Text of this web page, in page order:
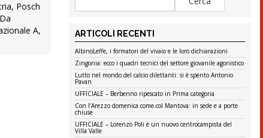
Posch
A,
ARTICOLI RECENTI
AlbinoLeffe, i formatori del vivaio e le loro dichiarazioni
Zingonia: ecco i quadri tecnici del settore giovanile agonistico
Lutto nel mondo del calcio dilettanti: si è spento Antonio
Pavan
UFFICIALE – Berbenno ripescato in Prima categoria
Con l’Arezzo domenica come col Mantova: in sede e a porte
chiuse
UFFICIALE – Lorenzo Poli è un nuovo centrocampista del
Villa Valle